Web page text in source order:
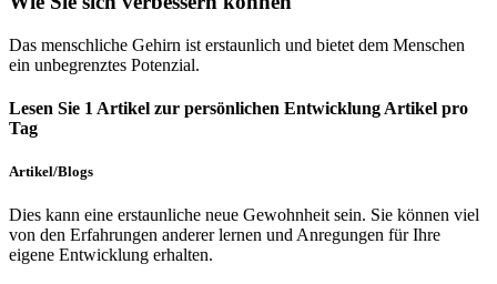
Das menschliche Gehirn ist erstaunlich und bietet dem Menschen
ein unbegrenztes Potenzial.
Lesen Sie 1 Artikel zur persönlichen Entwicklung Artikel pro
Tag
Artikel/Blogs
Dies kann eine erstaunliche neue Gewohnheit sein. Sie können viel
von den Erfahrungen anderer lernen und Anregungen für Ihre
eigene Entwicklung erhalten.